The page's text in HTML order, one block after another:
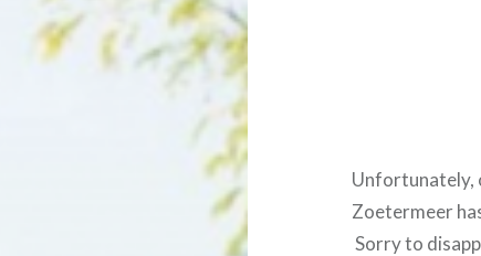
Unfortunately,
Zoetermeer
Sorry to